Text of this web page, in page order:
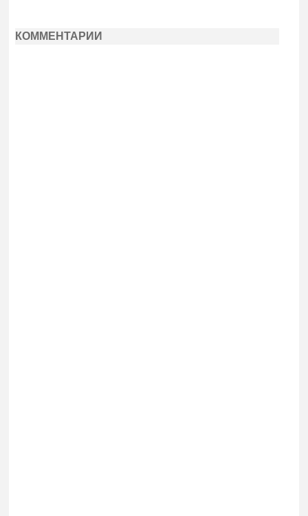
КОММЕНТАРИИ